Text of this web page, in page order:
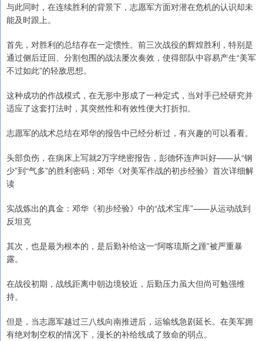
与此同时，在连续胜利的背景下，志愿军方面对潜在危机的认识却未
能及时跟上。
首先，对胜利的总结存在一定惯性。前三次战役的辉煌胜利，特别是
通过侧后迂回、分割包围的战法屡次奏效，使得部队中容易产生“美军
不过如此”的轻敌思想。
这种成功的作战模式，在无形中形成了一种定式，当对手已经研究并
适应了这套打法时，其突然性和有效性便大打折扣。
志愿军的战术总结在邓华的报告中已经分析过，有兴趣的可以看看。
头部负伤，在病床上写就2万字绝密报告，彭德怀连声叫好——从“钢
少”到“气多”的胜利密码：邓华《对美军作战的初步经验》首次详细解
读
实战炼出的真金：邓华《初步经验》中的“战术宝库”——从运动战到
反坦克
其次，也是最为根本的，是后勤补给这一“阿喀琉斯之踵”被严重暴
露。
在战役初期，战线距离中朝边境较近，后勤压力虽大但尚可勉强维
持。
但是，当志愿军越过三八线向南推进后，运输线急剧延长。在美军拥
有绝对制空权的情况下，漫长的补给线成了致命的弱点。